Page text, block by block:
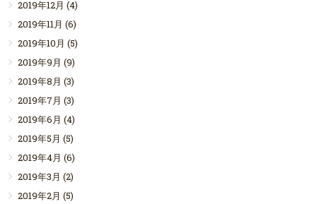
2019年12月 (4)
2019年11月 (6)
2019年10月 (5)
2019年9月 (9)
2019年8月 (3)
2019年7月 (3)
2019年6月 (4)
2019年5月 (5)
2019年4月 (6)
2019年3月 (2)
2019年2月 (5)